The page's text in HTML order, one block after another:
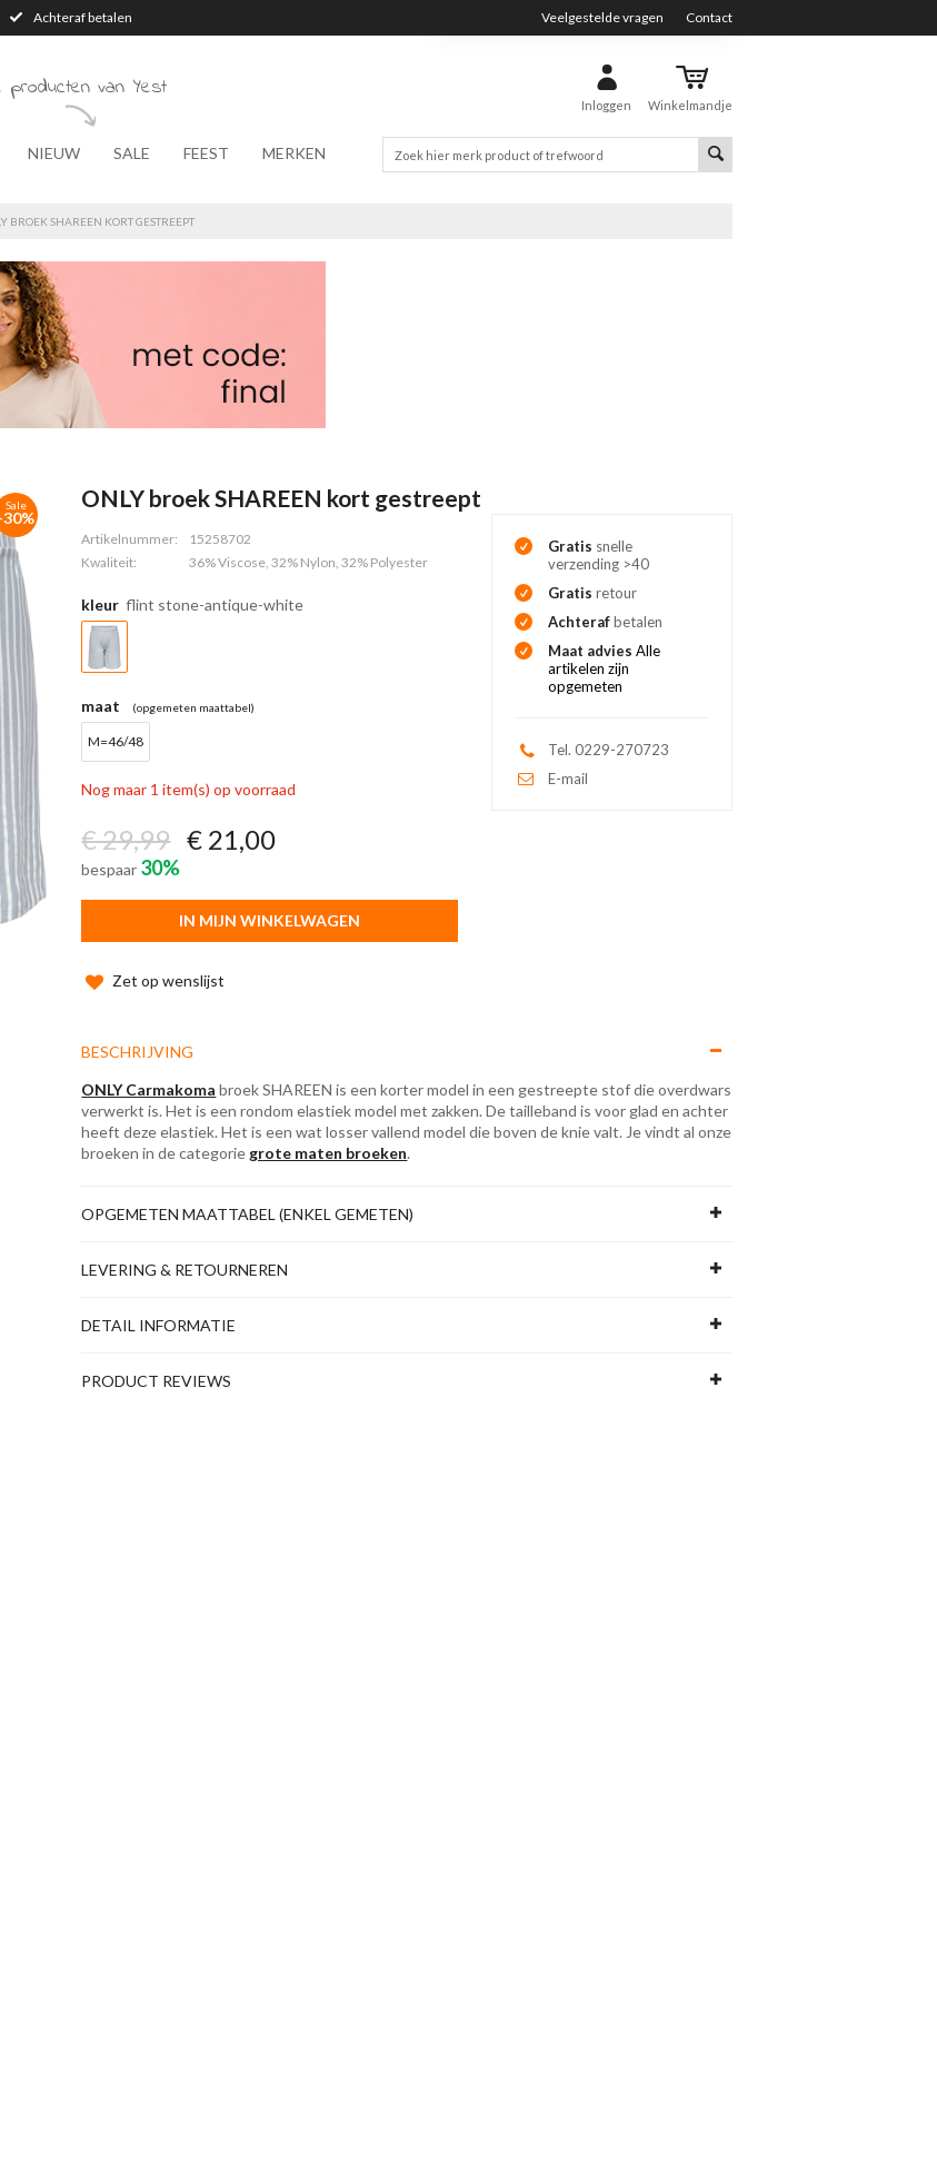
Achteraf betalen Veelgestelde vragen Contact
Inloggen Winkelmandje
producten van Yest
NIEUW SALE FEEST MERKEN
BROEK SHAREEN KORT GESTREEPT
Sale
30%
ONLY broek SHAREEN kort gestreept
Artikelnummer:
15258702
Kwaliteit:
36% Viscose, 32% Nylon, 32% Polyester
kleur flint stone-antique-white
maat (opgemeten maattabel)
M=46/48
Nog maar 1 item(s) op voorraad
€ 29,99 € 21,00
bespaar 30%
IN MIJN WINKELWAGEN
Zet op wenslijst
Gratis snelle
verzending >40
Gratis retour
Achterafbetalen
Maat adviesAlle
artikelen zijn
opgemeten
Tel. 0229-270723
E-mail
BESCHRIJVING
ONLY Carmakoma broek SHAREEN is een korter model in een gestreepte stof die overdwars
verwerkt is. Het is een rondom elastiek model met zakken. De tailleband is voor glad en achter
heeft deze elastiek. Het is een wat losser vallend model die boven de knie valt. Je vindt al onze
broeken in de categorie grote maten broeken.
OPGEMETEN MAATTABEL (ENKEL GEMETEN)
LEVERING & RETOURNEREN
DETAIL INFORMATIE
PRODUCT REVIEWS